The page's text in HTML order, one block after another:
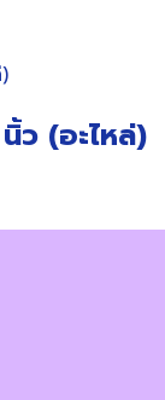
ว (อะไหล่)